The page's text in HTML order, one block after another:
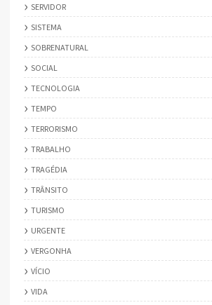
SERVIDOR
SISTEMA
SOBRENATURAL
SOCIAL
TECNOLOGIA
TEMPO
TERRORISMO
TRABALHO
TRAGÉDIA
TRÂNSITO
TURISMO
URGENTE
VERGONHA
VÍCIO
VIDA